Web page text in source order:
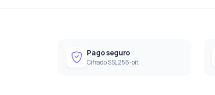
Pago seguro
Cifrado SSL 256-bit